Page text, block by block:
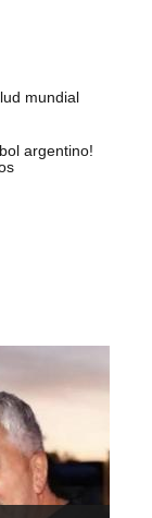
mundial
argentino!